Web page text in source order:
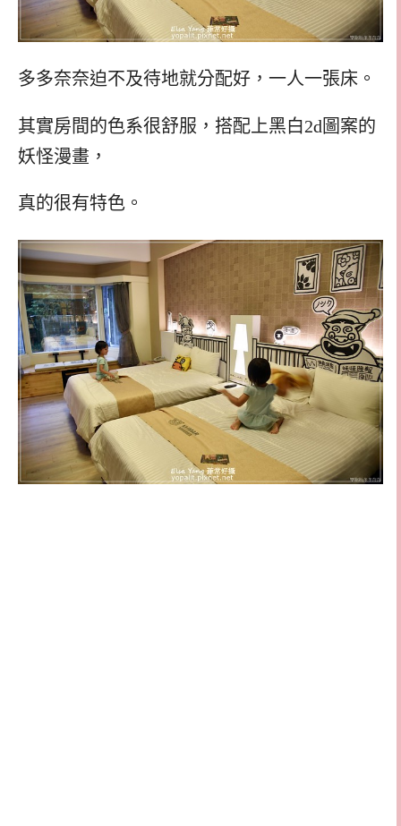
多多奈奈迫不及待地就分配好，一人一張床。
其實房間的色系很舒服，搭配上黑白2d圖案的
妖怪漫畫，
真的很有特色。